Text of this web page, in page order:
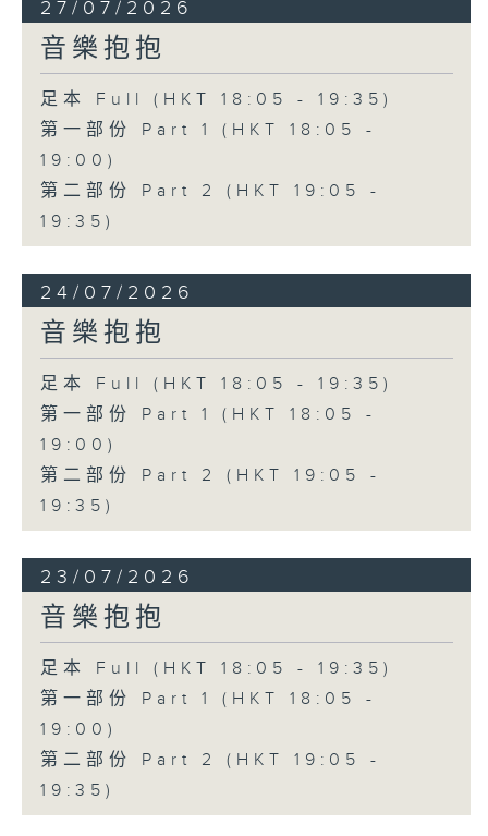
27/07/2026
音樂抱抱
足本 Full (HKT 18:05 - 19:35)
第一部份 Part 1 (HKT 18:05 -
19:00)
第二部份 Part 2 (HKT 19:05 -
19:35)
24/07/2026
音樂抱抱
足本 Full (HKT 18:05 - 19:35)
第一部份 Part 1 (HKT 18:05 -
19:00)
第二部份 Part 2 (HKT 19:05 -
19:35)
23/07/2026
音樂抱抱
足本 Full (HKT 18:05 - 19:35)
第一部份 Part 1 (HKT 18:05 -
19:00)
第二部份 Part 2 (HKT 19:05 -
19:35)